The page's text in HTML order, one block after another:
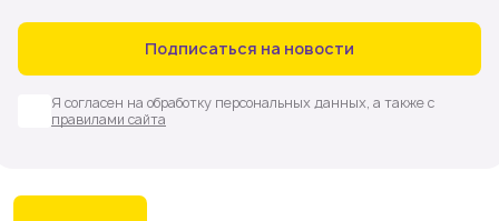
Подписаться на новости
Я согласен на обработку персональных данных, а также с
правилами сайта
промышленности
Аналитическая химия (в т.ч. спектральные,
Белковый и клеточный анализ
Микробиология